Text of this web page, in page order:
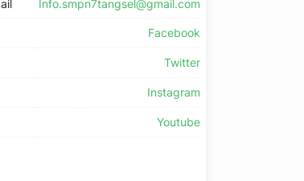
Info.smpn7tangsel@gmail.com
Facebook
Twitter
Instagram
Youtube